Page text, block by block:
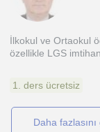
İlkokul ve Ortaokul
özellikle LGS
1. ders ücretsiz
daha